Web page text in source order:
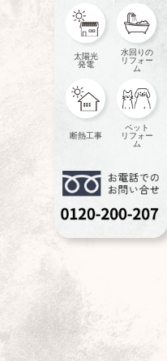
太陽光
発電
水回りの
リフォー
ム
断熱工事
ペット
リフォー
ム